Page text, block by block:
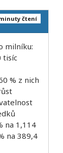
čtení
milníku:
tisíc
% z nich
na 1,114
na 389,4